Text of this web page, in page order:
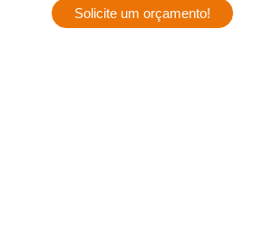
Solicite um orçamento!